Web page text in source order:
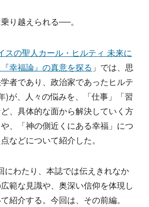
り越えられる──。
スの聖人カール・ヒルティ 未来に
幸福論』の真意を探る 」では、思
者であり、政治家であったヒルテ
)が、人々の悩みを、「仕事」「習
、具体的な面から解決していく方
、「神の側近くにある幸福」につ
などについて紹介した。
にわたり、本誌では伝えきれなか
範な見識や、奥深い信仰を体現し
紹介する。今回は、その前編。